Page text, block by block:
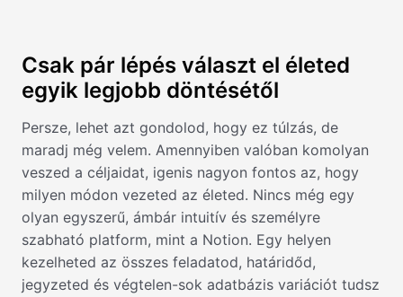
Csak pár lépés választ el életed
egyik legjobb döntésétől
Persze, lehet azt gondolod, hogy ez túlzás, de
maradj még velem. Amennyiben valóban komolyan
veszed a céljaidat, igenis nagyon fontos az, hogy
milyen módon vezeted az életed. Nincs még egy
olyan egyszerű, ámbár intuitív és személyre
szabható platform, mint a Notion. Egy helyen
kezelheted az összes feladatod, határidőd,
jegyzeted és végtelen-sok adatbázis variációt tudsz